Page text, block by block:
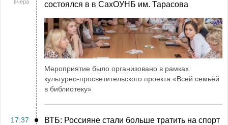
вчера
состоялся в в СахОУНБ им. Тарасова
Мероприятие было организовано в рамках
культурно-просветительского проекта «Всей семьёй
в библиотеку»
17:37
ВТБ: Россияне стали больше тратить на спорт